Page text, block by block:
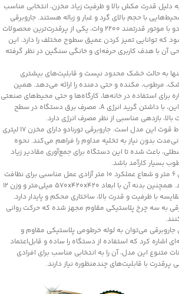
دلیل قدرت مکش بالا و ظرفیت زیاد مخزن، انتخابی مناسب
با حجم بالای گرد و غبار و زباله هستند. جاروبرقی
پارس خزر مدل آب و خاک تورنادو با موتور قدرتمند ۲۲۰۰ وات، یکی از پرقدرت‌ترین محصولات
که توانایی تمیز کردن عمیق سطوح مختلف را دارد. این
آن با هدف کاربری حرفه‌ای و خانگی سنگین در نظر گرفته
تنها به حالت خشک محدود نیست و قابلیت‌های بیشتری
مرطوب، مکنده و حتی دمنده را ارائه می‌دهد. همین
برای استفاده در خانه‌ها، کارگاه‌ها و حتی محیط‌های صنعتی
سبک تبدیل می‌کند. علاوه بر این، با داشتن گرید انرژی A، مصرف برق دستگاه در سطح
بالا، بازدهی مناسبی از نظر مصرف انرژی دارد.
ظرفیت بالای مخزن یکی از نقاط قوت این مدل است. جاروبرقی تورنادو دارای مخزن ۱۷ لیتری
بدون نیاز به تخلیه مداوم را فراهم می‌کند. نحوه
باعث شده تا این دستگاه برای جمع‌آوری مقادیر زیاد
بسیار کارآمد باشد.
این محصول با طول کابل برق ۶ متر و شعاع عملکرد ۱۰ متر آزادی عمل مناسبی برای نظافت
محیط‌های بزرگ فراهم می‌کند. همچنین بدنه آن با ابعاد ۵۷۰x۴۲۰x۴۲۰ میلی‌متر و وزن ۱۲
با ظرفیت و قدرت بالا، ساختاری محکم و پایدار دارد.
به سه چرخ پلاستیکی مقاوم مجهز شده که حرکت روانی
می‌توان به لوله خرطومی پلاستیکی مقاوم و
کرد که استفاده از دستگاه را ساده و قابل‌اعتماد
متنوع این مدل، آن را به انتخابی مناسب برای افرادی
با قابلیت‌های چندمنظوره نیاز دارند.